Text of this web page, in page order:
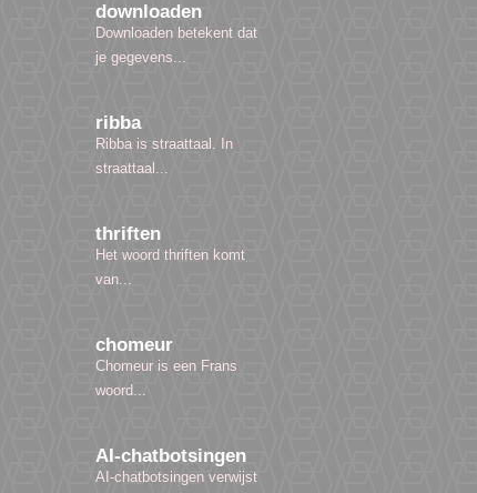
downloaden
Downloaden betekent dat
je gegevens...
ribba
Ribba is straattaal. In
straattaal...
thriften
Het woord thriften komt
van...
chomeur
Chomeur is een Frans
woord...
AI-chatbotsingen
AI-chatbotsingen verwijst